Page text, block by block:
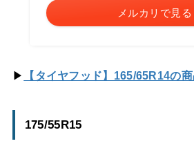
メルカリで見る
▶ 【タイヤフッド】165/65R14の
175/55R15